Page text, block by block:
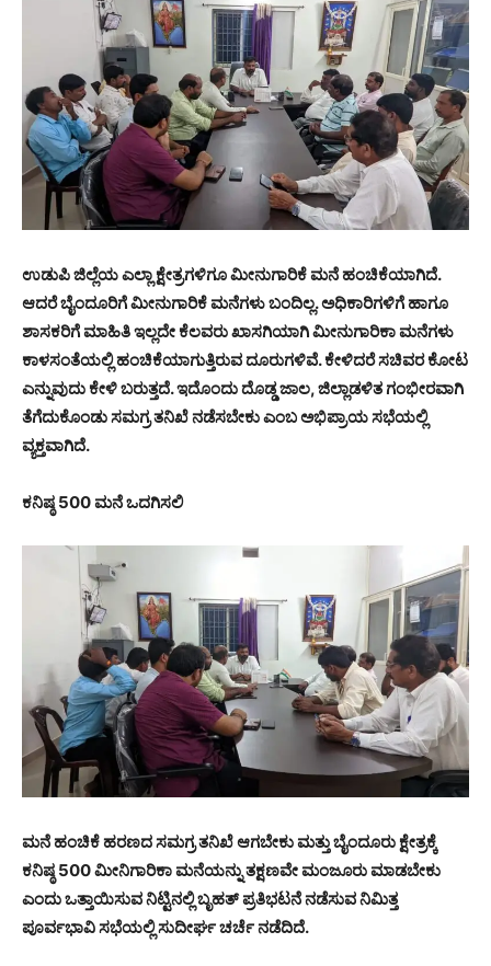
ಉಡುಪಿ ಜಿಲ್ಲೆಯ ಎಲ್ಲಾ ಕ್ಷೇತ್ರಗಳಿಗೂ ಮೀನುಗಾರಿಕೆ ಮನೆ ಹಂಚಿಕೆಯಾಗಿದೆ.
ಆದರೆ ಬೈಂದೂರಿಗೆ ಮೀನುಗಾರಿಕೆ ಮನೆಗಳು ಬಂದಿಲ್ಲ. ಅಧಿಕಾರಿಗಳಿಗೆ ಹಾಗೂ
ಶಾಸಕರಿಗೆ ಮಾಹಿತಿ ಇಲ್ಲದೇ ಕೆಲವರು ಖಾಸಗಿಯಾಗಿ ಮೀನುಗಾರಿಕಾ ಮನೆಗಳು
ಕಾಳಸಂತೆಯಲ್ಲಿ ಹಂಚಿಕೆಯಾಗುತ್ತಿರುವ ದೂರುಗಳಿವೆ. ಕೇಳಿದರೆ ಸಚಿವರ ಕೋಟ
ಎನ್ನುವುದು ಕೇಳಿ ಬರುತ್ತದೆ. ಇದೊಂದು ದೊಡ್ಡ ಜಾಲ, ಜಿಲ್ಲಾಡಳಿತ ಗಂಭೀರವಾಗಿ
ತೆಗೆದುಕೊಂಡು ಸಮಗ್ರ ತನಿಖೆ ನಡೆಸಬೇಕು ಎಂಬ ಅಭಿಪ್ರಾಯ ಸಭೆಯಲ್ಲಿ
ವ್ಯಕ್ತವಾಗಿದೆ.
ಕನಿಷ್ಠ 500 ಮನೆ ಒದಗಿಸಲಿ
ಮನೆ ಹಂಚಿಕೆ ಹರಣದ ಸಮಗ್ರ ತನಿಖೆ ಆಗಬೇಕು ಮತ್ತು ಬೈಂದೂರು ಕ್ಷೇತ್ರಕ್ಕೆ
ಕನಿಷ್ಠ 500 ಮೀನಿಗಾರಿಕಾ ಮನೆಯನ್ನು ತಕ್ಷಣವೇ ಮಂಜೂರು ಮಾಡಬೇಕು
ಎಂದು ಒತ್ತಾಯಿಸುವ ನಿಟ್ಟಿನಲ್ಲಿ ಬೃಹತ್ ಪ್ರತಿಭಟನೆ ನಡೆಸುವ ನಿಮಿತ್ತ
ಪೂರ್ವಭಾವಿ ಸಭೆಯಲ್ಲಿ ಸುದೀರ್ಘ ಚರ್ಚೆ ನಡೆದಿದೆ.